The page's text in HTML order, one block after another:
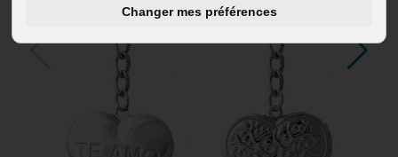
Changer mes préférences